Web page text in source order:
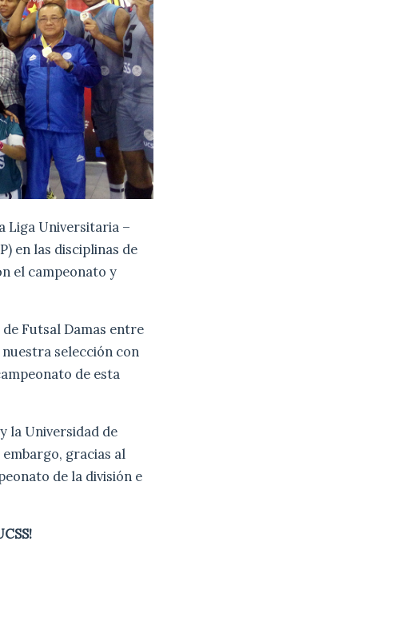
Liga Universitaria –
en las disciplinas de
el campeonato y
Futsal Damas entre
nuestra selección con
de esta
la Universidad de
gracias al
de la división e